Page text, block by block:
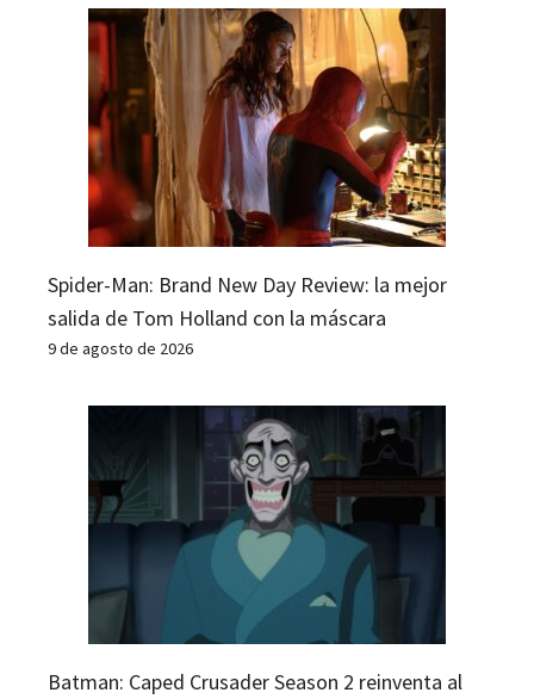
Spider-Man: Brand New Day Review: la mejor
salida de Tom Holland con la máscara
9 de agosto de 2026
Batman: Caped Crusader Season 2 reinventa al